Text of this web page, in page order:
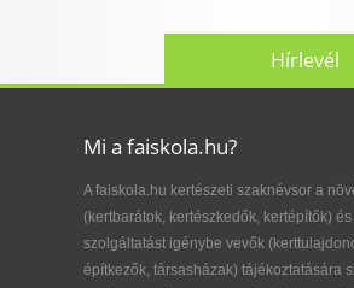
Hírlevél
Mi a faiskola.hu?
A faiskola.hu kertészeti szaknévsor a
(kertbarátok, kertészkedők, kertépítők)
szolgáltatást igénybe vevők
építkezők, társasházak) tájékoztatására